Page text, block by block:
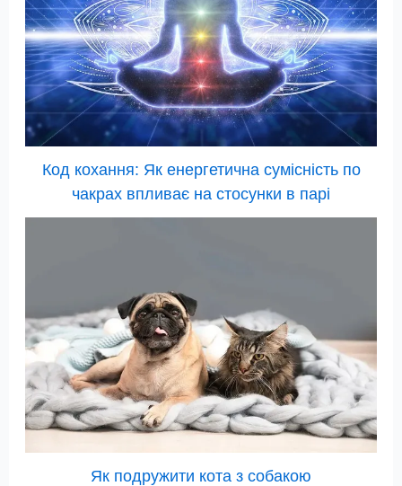
Код кохання: Як енергетична сумісність по
чакрах впливає на стосунки в парі
Як подружити кота з собакою